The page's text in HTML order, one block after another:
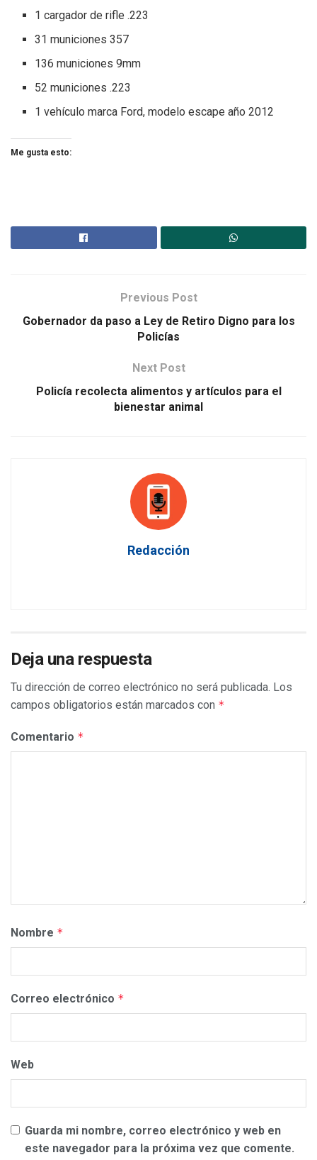
1 cargador de rifle .223
31 municiones 357
136 municiones 9mm
52 municiones .223
1 vehículo marca Ford, modelo escape año 2012
Me gusta esto:
Previous Post
Gobernador da paso a Ley de Retiro Digno para los
Policías
Next Post
Policía recolecta alimentos y artículos para el
bienestar animal
Redacción
Deja una respuesta
Tu dirección de correo electrónico no será publicada. Los
campos obligatorios están marcados con *
Comentario *
Nombre *
Correo electrónico *
Web
Guarda mi nombre, correo electrónico y web en
este navegador para la próxima vez que comente.